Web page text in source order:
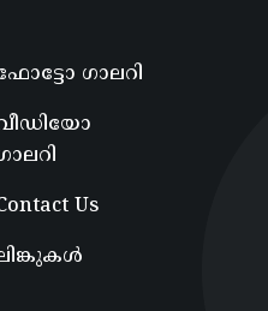
ഗാലറി
Us